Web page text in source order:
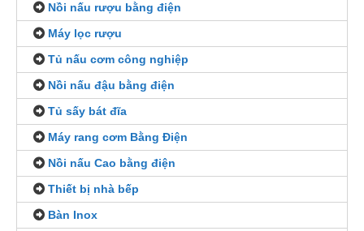
Nồi nấu rượu bằng điện
Máy lọc rượu
Tủ nấu cơm công nghiệp
Nồi nấu đậu bằng điện
Tủ sấy bát đĩa
Máy rang cơm Bằng Điện
Nồi nấu Cao bằng điện
Thiết bị nhà bếp
Bàn Inox